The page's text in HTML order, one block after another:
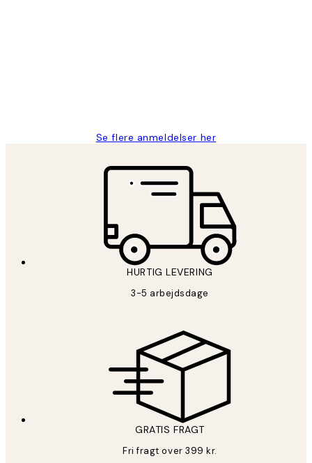
Se flere anmeldelser her
HURTIG LEVERING
3-5 arbejdsdage
GRATIS FRAGT
Fri fragt over 399 kr.